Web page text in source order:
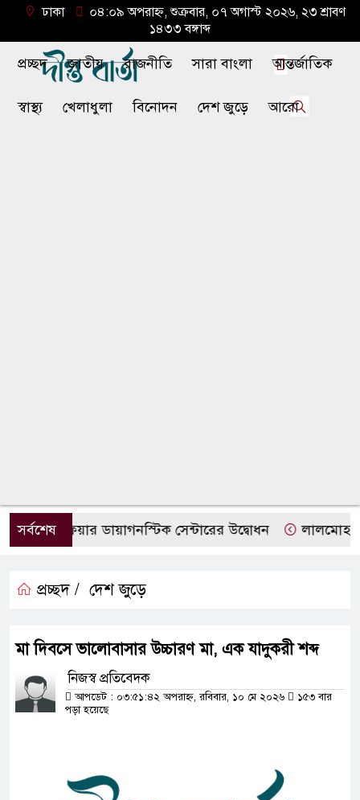
ঢাকা
০৪:০৯ অপরাহ্ন, শুক্রবার, ০৭ অগাস্ট ২০২৬, ২৩ শ্রাবণ
১৪৩৩ বঙ্গাব্দ
প্রচ্ছদ জাতীয় রাজনীতি সারা বাংলা আন্তর্জাতিক
স্বাস্থ্য খেলাধুলা বিনোদন দেশ জুড়ে আরো
সর্বশেষ
ফেয়ার ডায়াগনস্টিক সেন্টারের উদ্বোধন লালমোহনে
প্রচ্ছদ / দেশ জুড়ে
মা দিবসে ভালোবাসার উচ্চারণ মা, এক যাদুকরী শব্দ
নিজস্ব প্রতিবেদক
আপডেট : ০৩:৫১:৪২ অপরাহ্ন, রবিবার, ১০ মে ২০২৬
১৫৩ বার
পড়া হয়েছে